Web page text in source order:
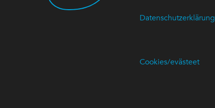
Datenschutzerklärung
Cookies/evästeet